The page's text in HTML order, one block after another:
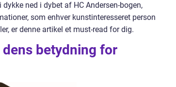
ned i dybet af HC Andersen-bogen,
som enhver kunstinteresseret person
er denne artikel et must-read for dig.
betydning for